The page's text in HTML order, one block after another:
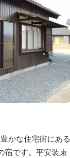
かな住宅街にある
宿です。平安装束